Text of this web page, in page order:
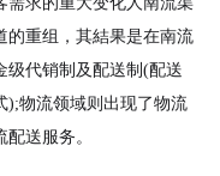
的重组，其結果是在南流
级代销制及配送制(配送
);物流领域则出现了物流
送服务。